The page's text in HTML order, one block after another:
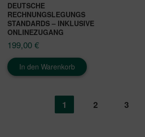
DEUTSCHE
RECHNUNGSLEGUNGS
STANDARDS – INKLUSIVE
ONLINEZUGANG
199,00 €
In den Warenkorb
1 2 3